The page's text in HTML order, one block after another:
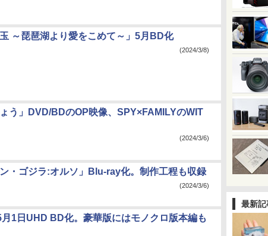
最新記
～琵琶湖より愛をこめて～」5月BD化
(2024/3/8)
ょう」DVD/BDのOP映像、SPY×FAMILYのWIT
(2024/3/6)
・ゴジラ:オルソ」Blu-ray化。制作工程も収録
(2024/3/6)
月1日UHD BD化。豪華版にはモノクロ版本編も